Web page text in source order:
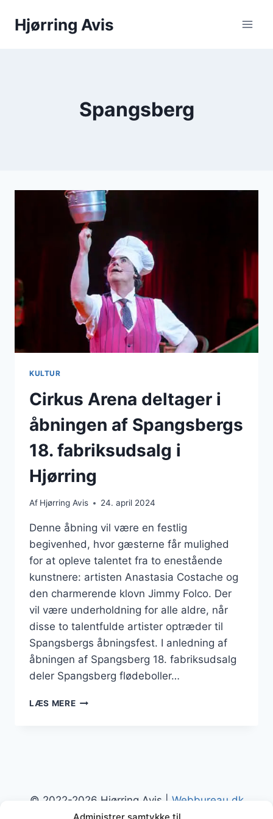
Hjørring Avis
Spangsberg
KULTUR
Cirkus Arena deltager i
åbningen af Spangsbergs
18. fabriksudsalg i
Hjørring
Af Hjørring Avis 24. april 2024
Denne åbning vil være en festlig
begivenhed, hvor gæsterne får mulighed
for at opleve talentet fra to enestående
kunstnere: artisten Anastasia Costache og
den charmerende klovn Jimmy Folco. Der
vil være underholdning for alle aldre, når
disse to talentfulde artister optræder til
Spangsbergs åbningsfest. I anledning af
åbningen af Spangsberg 18. fabriksudsalg
deler Spangsberg flødeboller…
LÆS MERECIRKUS
FABRIKSUDSALG
I
© 2022-2026 Hjørring Avis | Webbureau.dk